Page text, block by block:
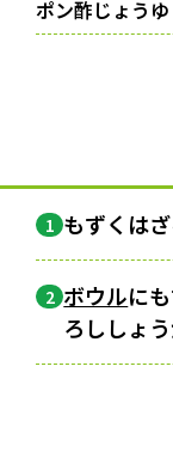
ポン酢じょうゆ
1 もずくは
2 ボウルに
ろししょ